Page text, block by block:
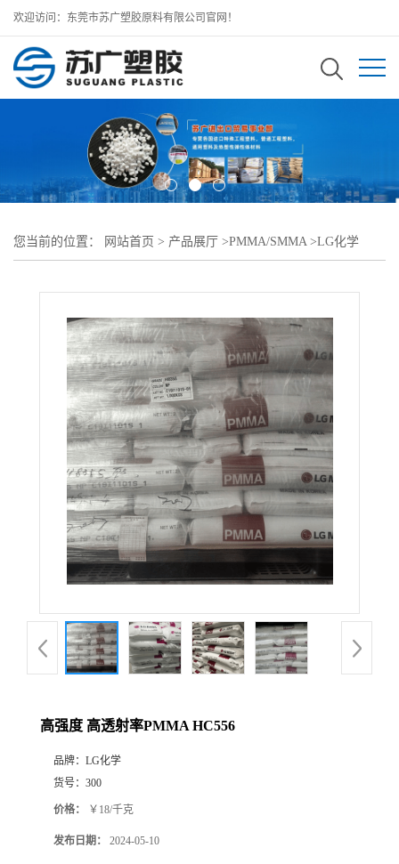
欢迎访问：东莞市苏广塑胶原料有限公司官网！
您当前的位置： 网站首页 > 产品展厅 >PMMA/SMMA >LG化学
高强度 高透射率PMMA HC556
品牌： LG化学
货号： 300
价格： ￥18/千克
发布日期： 2024-05-10